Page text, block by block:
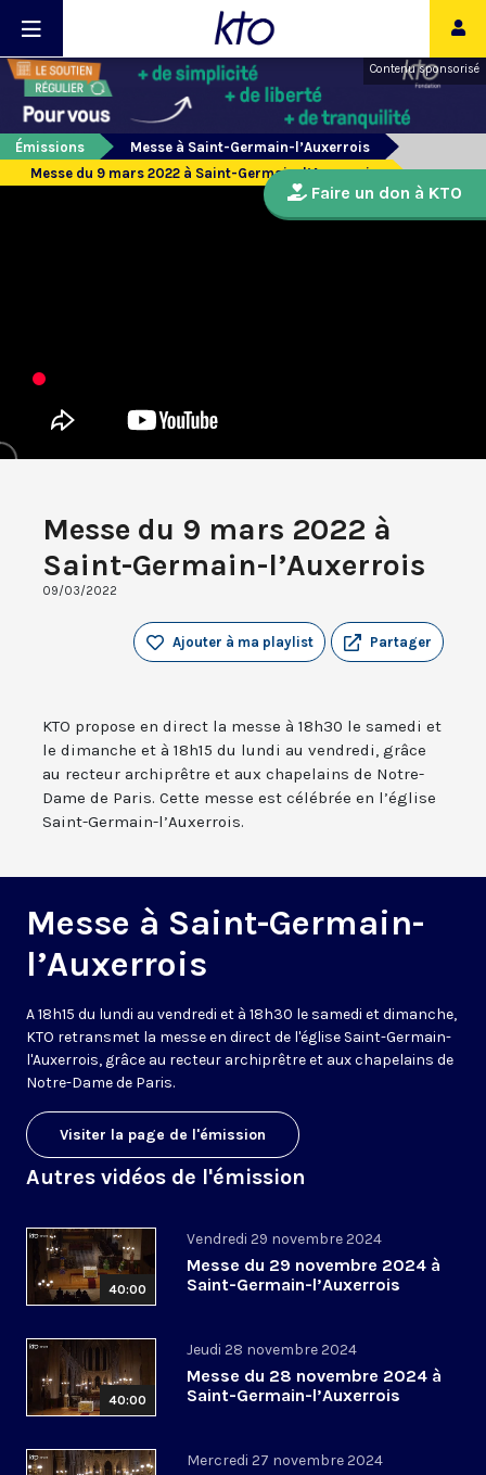
Contenu sponsorisé
Émissions
Messe à Saint-Germain-l’Auxerrois
Messe du 9 mars 2022 à Saint-Germain-l’Auxerrois
Messe du 9 mars 2022 à
Saint-Germain-l’Auxerrois
09/03/2022
Partager
Ajouter à ma playlist
KTO propose en direct la messe à 18h30 le samedi et
le dimanche et à 18h15 du lundi au vendredi, grâce
au recteur archiprêtre et aux chapelains de Notre-
Dame de Paris. Cette messe est célébrée en l’église
Saint-Germain-l’Auxerrois.
Messe à Saint-Germain-
l’Auxerrois
A 18h15 du lundi au vendredi et à 18h30 le samedi et dimanche,
KTO retransmet la messe en direct de l'église Saint-Germain-
l'Auxerrois, grâce au recteur archiprêtre et aux chapelains de
Notre-Dame de Paris.
Visiter la page de l'émission
Autres vidéos de l'émission
40:00
Vendredi 29 novembre 2024
Messe du 29 novembre 2024 à
Saint-Germain-l’Auxerrois
40:00
Jeudi 28 novembre 2024
Messe du 28 novembre 2024 à
Saint-Germain-l’Auxerrois
Mercredi 27 novembre 2024
Faire un don à KTO